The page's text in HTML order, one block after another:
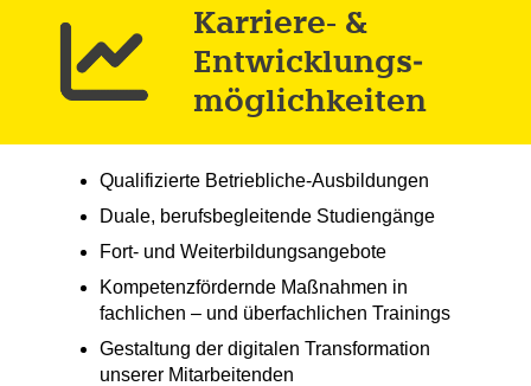
Karriere- &
Entwicklungs­
möglichkeiten
Qualifizierte Betriebliche-Ausbildungen
Duale, berufsbegleitende Studiengänge
Fort- und Weiterbildungsangebote
Kompetenzfördernde Maßnahmen in
fachlichen – und überfachlichen Trainings
Gestaltung der digitalen Transformation
unserer Mitarbeitenden